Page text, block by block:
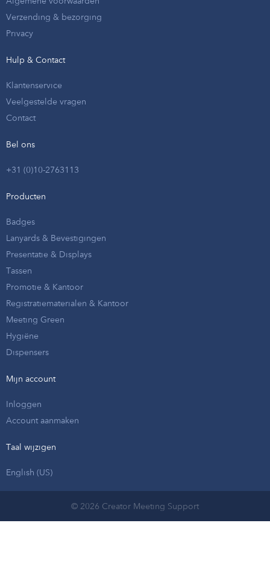
Verzending & bezorging
Privacy
Hulp & Contact
Klantenservice
Veelgestelde vragen
Contact
Bel ons
+31 (0)10-2763113
Producten
Badges
Lanyards & Bevestigingen
Presentatie & Displays
Tassen
Promotie & Kantoor
Registratiematerialen & Kantoor
Meeting Green
Hygiëne
Dispensers
Mijn account
Inloggen
Account aanmaken
Taal wijzigen
English (US)
© 2026 Creator Meeting Support